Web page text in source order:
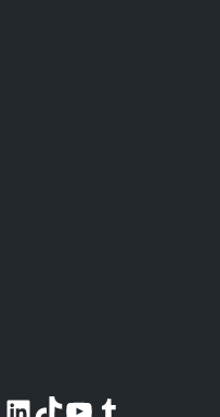
LinkedIn アカウントへTikTok アカウントへ YouTube チャンネルへ Tumblr アカウントへ